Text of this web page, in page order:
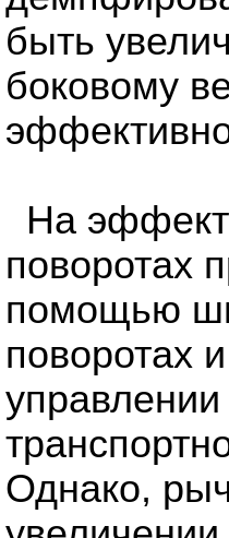
быть
боковому
На
поворотах
помощью
поворотах
управлении
Однако,